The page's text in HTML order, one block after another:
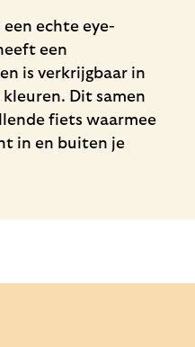
echte eye-
een
is verkrijgbaar in
Dit samen
fiets waarmee
in en buiten je